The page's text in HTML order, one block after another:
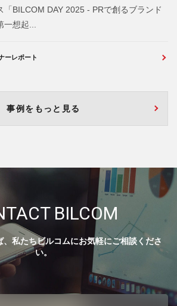
「BILCOM DAY 2025 - PRで創るブランド
一想起...
ーレポート
事例をもっと見る
BILCOM
、私たちビルコムにお気軽にご相談くださ
い。